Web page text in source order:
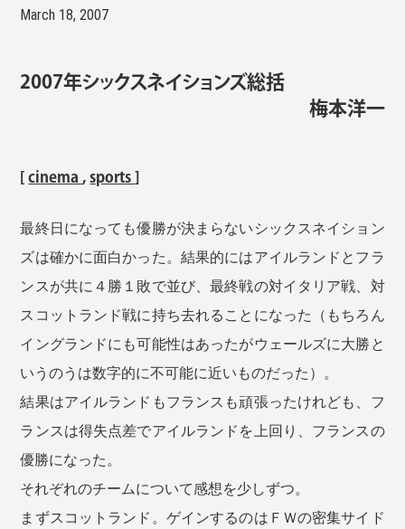
NOBODY STORE
March 18, 2007
2007年シックスネイションズ総括
梅本洋一
[cinema,sports]
最終日になっても優勝が決まらないシックスネイション
ズは確かに面白かった。結果的にはアイルランドとフラ
ンスが共に４勝１敗で並び、最終戦の対イタリア戦、対
スコットランド戦に持ち去れることになった（もちろん
イングランドにも可能性はあったがウェールズに大勝と
いうのうは数字的に不可能に近いものだった）。
結果はアイルランドもフランスも頑張ったけれども、フ
ランスは得失点差でアイルランドを上回り、フランスの
優勝になった。
それぞれのチームについて感想を少しずつ。
まずスコットランド。ゲインするのはＦＷの密集サイド